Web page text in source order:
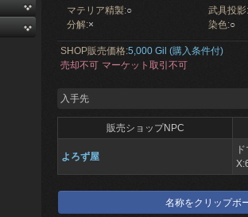
マテリア精製:○ 武具投影:
分解:× 染色:○
SHOP販売価格:5,000 Gil (購入条件付)
売却不可 マーケット取引不可
入手先
販売ショップNPC
よろず屋
名称をクリップボ